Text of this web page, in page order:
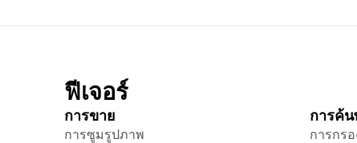
ฟีเจอร์
การขาย
การซูมรูปภาพ
การค้
การกร